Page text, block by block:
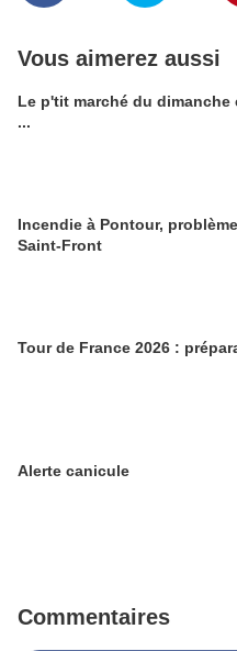
Vous aimerez aussi
Le p'tit marché du dimanche
...
Incendie à Pontour,
Saint-Front
Tour de France 2026 :
Alerte canicule
Commentaires